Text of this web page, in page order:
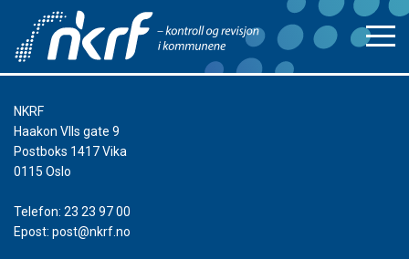
NKRF
Haakon VIIs gate 9
Postboks 1417 Vika
0115 Oslo
Telefon: 23 23 97 00
Epost: post@nkrf.no